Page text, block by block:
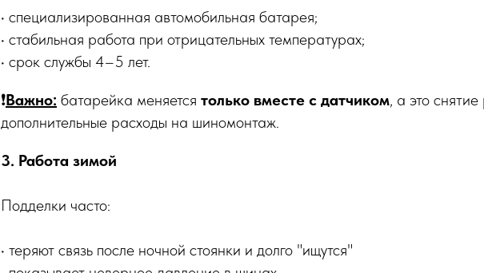
• специализированная автомобильная батарея;
• стабильная работа при отрицательных температурах;
• срок службы 4–5 лет.
❗️Важно: батарейка меняется только вместе с датчиком, а это
дополнительные расходы на шиномонтаж.
3. Работа зимой
Подделки часто:
• теряют связь после ночной стоянки и долго "ищутся"